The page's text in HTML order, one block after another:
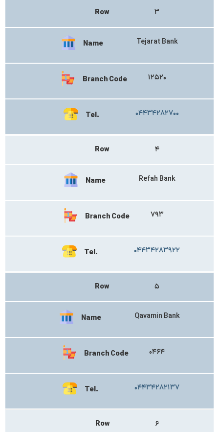
Row ۳
Name Tejarat Bank
Branch Code ۱۲۵۲۰
Tel. ۰۴۴۳۴۲۸۲۷۰۰
Row ۴
Name Refah Bank
Branch Code ۷۹۳
Tel. ۰۴۴۳۴۲۸۳۹۲۲
Row ۵
Name Qavamin Bank
Branch Code ۰۴۶۴
Tel. ۰۴۴۳۴۲۸۲۱۳۷
Row ۶